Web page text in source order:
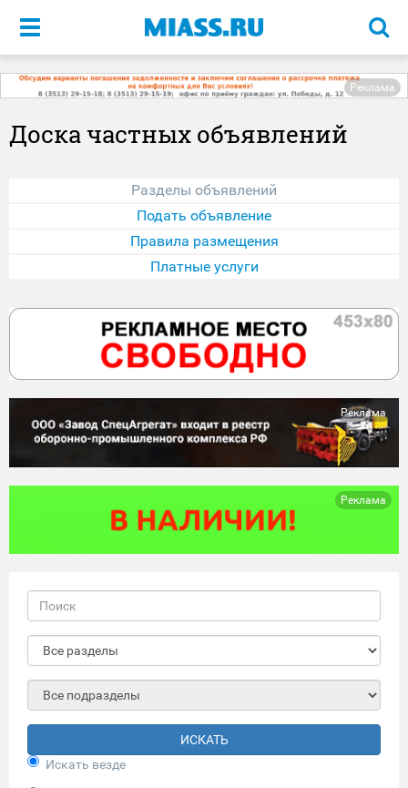
Меню
Реклама
Доска частных объявлений
Разделы объявлений
Подать объявление
Правила размещения
Платные услуги
Реклама
Реклама
ИСКАТЬ
Искать везде